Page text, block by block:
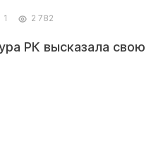
1 2 782
РК высказала свою